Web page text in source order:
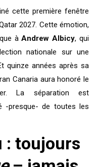
cette première fenêtre
2027. Cette émotion,
àAndrew Albicy, qui
nationale sur une
quinze années après sa
Canaria aura honoré le
La séparation est
-presque- de toutes les
: toujours